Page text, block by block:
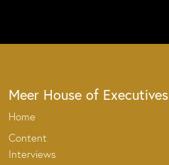
Meer House of Executives
Home
Content
Interviews